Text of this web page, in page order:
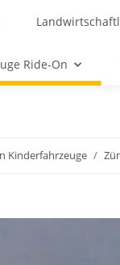
Ride-On
Kinderfahrzeuge